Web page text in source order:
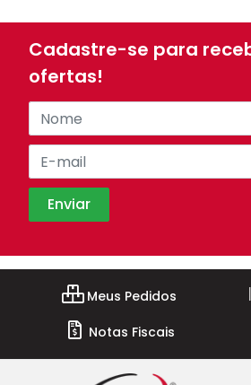
Cadastre-se para
ofertas!
Meus Pedidos
Notas Fiscais